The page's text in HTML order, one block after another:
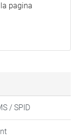
pagina
/ SPID